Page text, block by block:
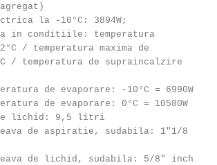
la -10°C: 3894W;
in conditiile: temperatura
/ temperatura maxima de
/ temperatura de supraincalzire
de evaporare: -10°C = 6990W
de evaporare: 0°C = 10580W
lichid: 9,5 litri
de aspiratie, sudabila: 1"1/8
de lichid, sudabila: 5/8" inch